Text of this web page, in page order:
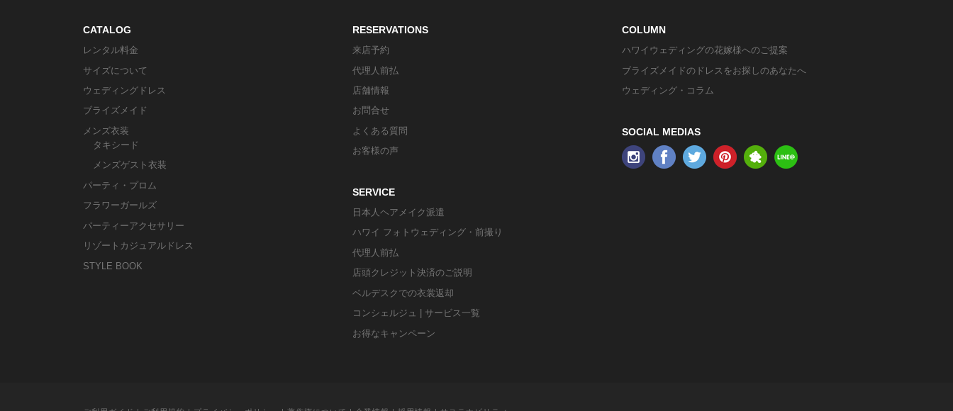
CATALOG
レンタル料金
サイズについて
ウェディングドレス
ブライズメイド
メンズ衣装
タキシード
メンズゲスト衣装
パーティ・プロム
フラワーガールズ
パーティーアクセサリー
リゾートカジュアルドレス
STYLE BOOK
RESERVATIONS
来店予約
代理人前払
店舗情報
お問合せ
よくある質問
お客様の声
SERVICE
日本人ヘアメイク派遣
ハワイ フォトウェディング・前撮り
代理人前払
店頭クレジット決済のご説明
ベルデスクでの衣裳返却
コンシェルジュ | サービス一覧
お得なキャンペーン
COLUMN
ハワイウェディングの花嫁様へのご提案
ブライズメイドのドレスをお探しのあなたへ
ウェディング・コラム
SOCIAL MEDIAS